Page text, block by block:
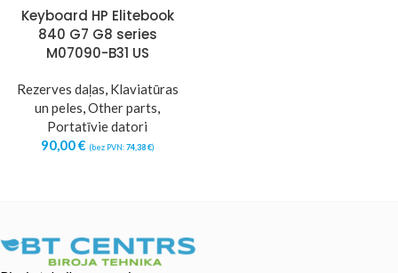
Keyboard HP Elitebook
840 G7 G8 series
M07090-B31 US
Rezerves daļas, Klaviatūras
un peles,Other parts,
Portatīvie datori
90,00€ (bez PVN:74,38€)